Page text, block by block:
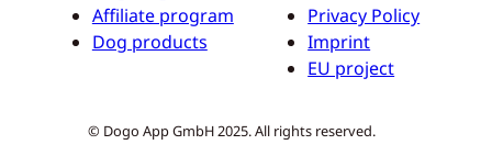
Affiliate program
Dog products
Privacy Policy
Imprint
EU project
© Dogo App GmbH 2025. All rights reserved.